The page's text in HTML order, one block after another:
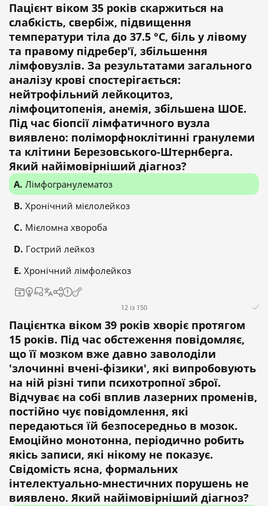
Пацієнт віком 35 років скаржиться на
слабкість, свербіж, підвищення
температури тіла до 37.5 °С, біль у лівому
та правому підребер'ї, збільшення
лімфовузлів. За результатами загального
аналізу крові спостерігається:
нейтрофільний лейкоцитоз,
лімфоцитопенія, анемія, збільшена ШОЕ.
Під час біопсії лімфатичного вузла
виявлено: поліморфноклітинні гранулеми
та клітини Березовського-Штернберга.
Який найімовірніший діагноз?
Лімфогранулематоз
Хронічний мієлолейкоз
Мієломна хвороба
Гострий лейкоз
Хронічний лімфолейкоз
12 із 150
Пацієнтка віком 39 років хворіє протягом
15 років. Під час обстеження повідомляє,
що її мозком вже давно заволоділи
'злочинні вчені-фізики', які випробовують
на ній різні типи психотропної зброї.
Відчуває на собі вплив лазерних променів,
постійно чує повідомлення, які
передаються їй безпосередньо в мозок.
Емоційно монотонна, періодично робить
якісь записи, які нікому не показує.
Свідомість ясна, формальних
інтелектуально-мнестичних порушень не
виявлено. Який найімовірніший діагноз?